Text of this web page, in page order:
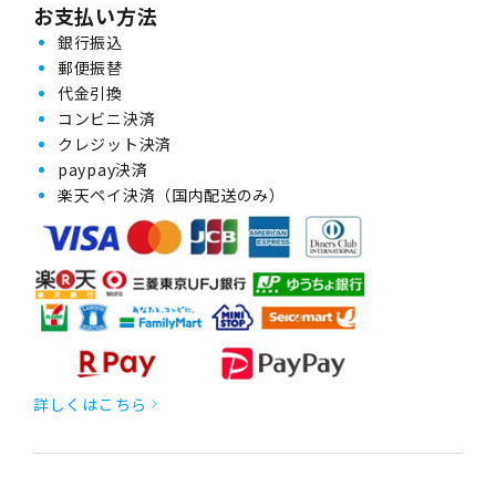
お支払い方法
銀行振込
郵便振替
代金引換
コンビニ決済
クレジット決済
paypay決済
楽天ペイ決済（国内配送のみ）
詳しくはこちら